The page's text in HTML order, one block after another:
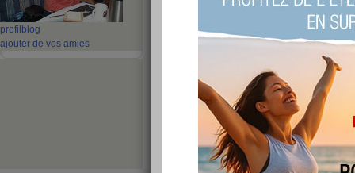
profil blog
ajouter de vos amies
21 - 30 31 - 40 41 - 50 51 -
‹ Préc. 21 22 23 24 25
déjà lundi soir....
publié le 03/08/2015 à 20:50